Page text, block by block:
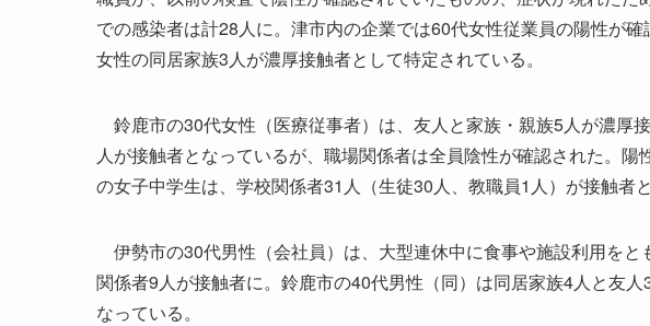
での感染者は計28人に。津市内の企業では60代女性従業員の陽性が
女性の同居家族3人が濃厚接触者として特定されている。
鈴鹿市の30代女性（医療従事者）は、友人と家族・親族5人が濃厚
人が接触者となっているが、職場関係者は全員陰性が確認された。
の女子中学生は、学校関係者31人（生徒30人、教職員1人）が接触者と
伊勢市の30代男性（会社員）は、大型連休中に食事や施設利用を
関係者9人が接触者に。鈴鹿市の40代男性（同）は同居家族4人と友
なっている。